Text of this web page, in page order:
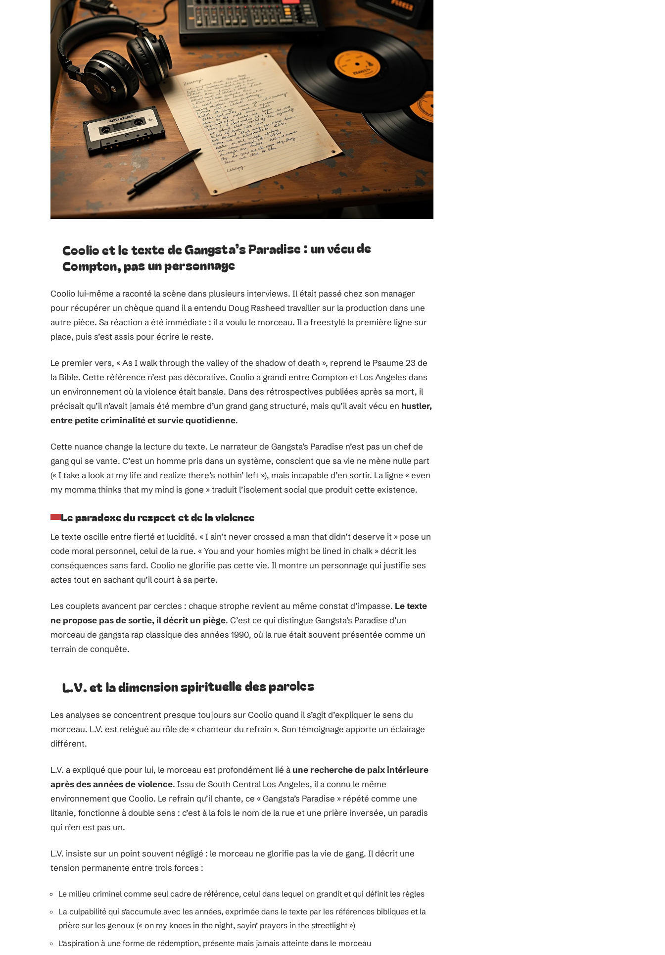
Coolio et le texte de Gangsta’s Paradise : un vécu de
Compton, pas un personnage
Coolio lui-même a raconté la scène dans plusieurs interviews. Il était passé chez son manager
pour récupérer un chèque quand il a entendu Doug Rasheed travailler sur la production dans une
autre pièce. Sa réaction a été immédiate : il a voulu le morceau. Il a freestylé la première ligne sur
place, puis s’est assis pour écrire le reste.
Le premier vers, « As I walk through the valley of the shadow of death », reprend le Psaume 23 de
la Bible. Cette référence n’est pas décorative. Coolio a grandi entre Compton et Los Angeles dans
un environnement où la violence était banale. Dans des rétrospectives publiées après sa mort, il
précisait qu’il n’avait jamais été membre d’un grand gang structuré, mais qu’il avait vécu en hustler,
entre petite criminalité et survie quotidienne.
Cette nuance change la lecture du texte. Le narrateur de Gangsta’s Paradise n’est pas un chef de
gang qui se vante. C’est un homme pris dans un système, conscient que sa vie ne mène nulle part
(« I take a look at my life and realize there’s nothin’ left »), mais incapable d’en sortir. La ligne « even
my momma thinks that my mind is gone » traduit l’isolement social que produit cette existence.
Le paradoxe du respect et de la violence
Le texte oscille entre fierté et lucidité. « I ain’t never crossed a man that didn’t deserve it » pose un
code moral personnel, celui de la rue. « You and your homies might be lined in chalk » décrit les
conséquences sans fard. Coolio ne glorifie pas cette vie. Il montre un personnage qui justifie ses
actes tout en sachant qu’il court à sa perte.
Les couplets avancent par cercles : chaque strophe revient au même constat d’impasse. Le texte
ne propose pas de sortie, il décrit un piège. C’est ce qui distingue Gangsta’s Paradise d’un
morceau de gangsta rap classique des années 1990, où la rue était souvent présentée comme un
terrain de conquête.
L.V. et la dimension spirituelle des paroles
Les analyses se concentrent presque toujours sur Coolio quand il s’agit d’expliquer le sens du
morceau. L.V. est relégué au rôle de « chanteur du refrain ». Son témoignage apporte un éclairage
différent.
L.V. a expliqué que pour lui, le morceau est profondément lié à une recherche de paix intérieure
après des années de violence. Issu de South Central Los Angeles, il a connu le même
environnement que Coolio. Le refrain qu’il chante, ce « Gangsta’s Paradise » répété comme une
litanie, fonctionne à double sens : c’est à la fois le nom de la rue et une prière inversée, un paradis
qui n’en est pas un.
L.V. insiste sur un point souvent négligé : le morceau ne glorifie pas la vie de gang. Il décrit une
tension permanente entre trois forces :
Le milieu criminel comme seul cadre de référence, celui dans lequel on grandit et qui définit les règles
La culpabilité qui s’accumule avec les années, exprimée dans le texte par les références bibliques et la
prière sur les genoux (« on my knees in the night, sayin’ prayers in the streetlight »)
L’aspiration à une forme de rédemption, présente mais jamais atteinte dans le morceau